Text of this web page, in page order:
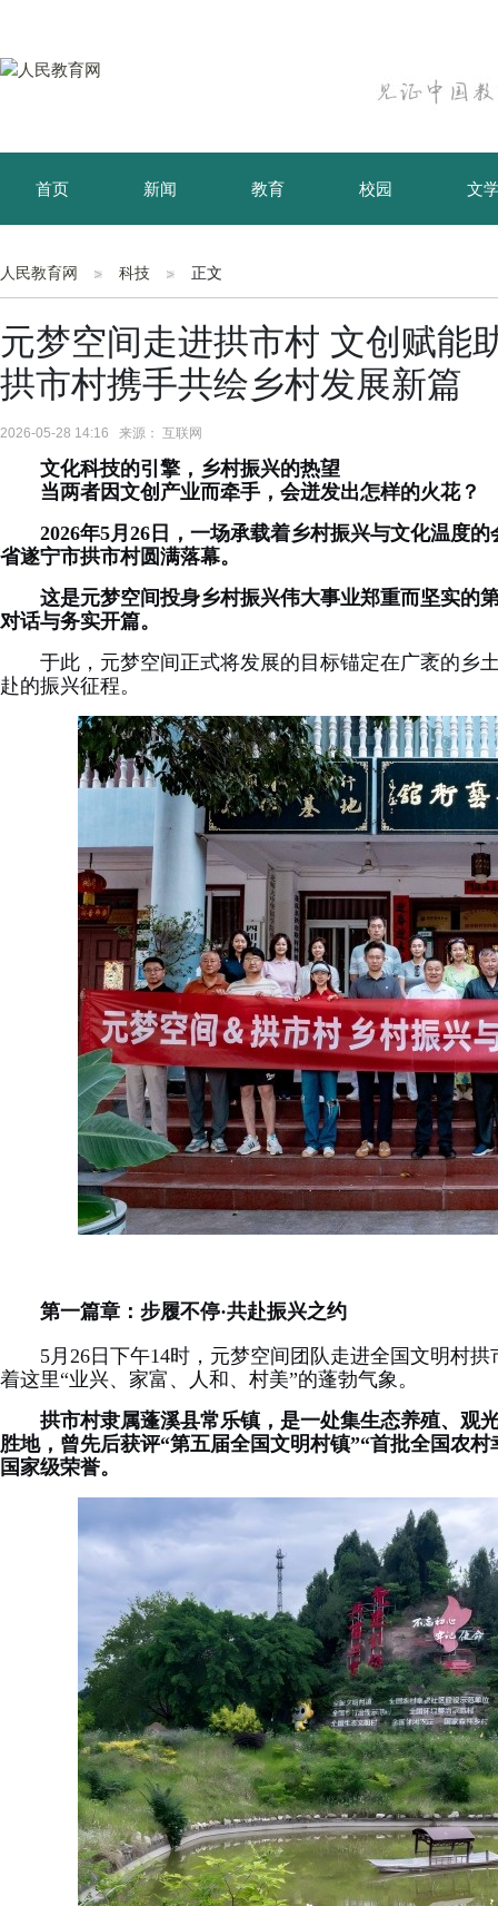
首页 新闻 教育 校园 文
育儿 资讯
人民教育网 科技 正文
元梦空间走进拱市村 文创赋
拱市村携手共绘乡村发展新篇
2026-05-28 14:16 来源： 互联网
文化科技的引擎，乡村振兴的热望
当两者因文创产业而牵手，会迸发出怎样的火花？
2026年5月26日，一场承载着乡村振兴与文化温度
省遂宁市拱市村圆满落幕。
这是元梦空间投身乡村振兴伟大事业郑重而坚实的
对话与务实开篇。
于此，元梦空间正式将发展的目标锚定在广袤的乡
赴的振兴征程。
第一篇章：步履不停·共赴振兴之约
5月26日下午14时，元梦空间团队走进全国文明村
着这里“业兴、家富、人和、村美”的蓬勃气象。
拱市村隶属蓬溪县常乐镇，是一处集生态养殖、观
胜地，曾先后获评“第五届全国文明村镇”“首批全国农
国家级荣誉。